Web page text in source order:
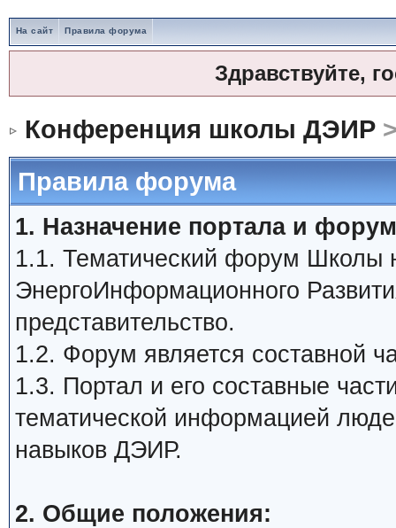
На сайт Правила форума
Здравствуйте,
Конференция школы ДЭИР
Правила форума
1. Назначение портала и
1.1. Тематический форум Школы
ЭнергоИнформационного
представительство.
1.2. Форум является составной
1.3. Портал и его составные
тематической информацией
навыков ДЭИР.
2. Общие положения: